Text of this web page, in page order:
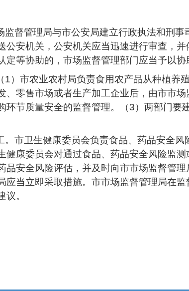
督管理局与市公安局建立行政执法和刑
公安机关，公安机关应当迅速进行审查，
等协助的，市场监督管理部门应当予以协
）市农业农村局负责食用农产品从种植养
、零售市场或者生产加工企业后，由市市
环节质量安全的监督管理。（3）两部门要
市卫生健康委员会负责食品、药品安全风
健康委员会对通过食品、药品安全风险监
品安全风险评估，并及时向市市场监督管
应当立即采取措施。市市场监督管理局在
。